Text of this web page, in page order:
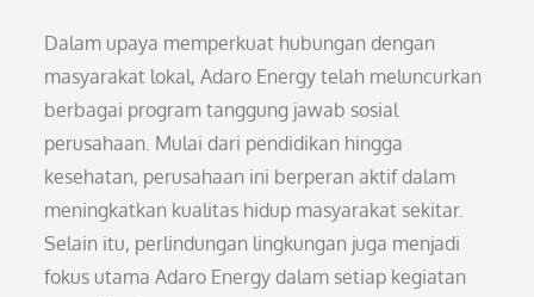
Dalam upaya memperkuat hubungan dengan
masyarakat lokal, Adaro Energy telah meluncurkan
berbagai program tanggung jawab sosial
perusahaan. Mulai dari pendidikan hingga
kesehatan, perusahaan ini berperan aktif dalam
meningkatkan kualitas hidup masyarakat sekitar.
Selain itu, perlindungan lingkungan juga menjadi
fokus utama Adaro Energy dalam setiap kegiatan